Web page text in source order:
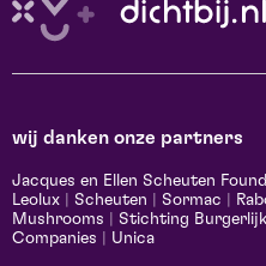
wij danken onze partners
Jacques en Ellen Scheuten
Leolux
Scheuten Sormac
Mushrooms
Stichting
Companies
Unica